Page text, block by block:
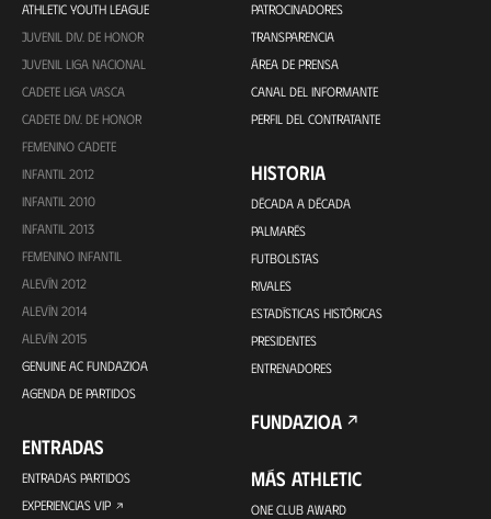
ATHLETIC YOUTH LEAGUE
JUVENIL DIV. DE HONOR
JUVENIL LIGA NACIONAL
CADETE LIGA VASCA
CADETE DIV. DE HONOR
FEMENINO CADETE
INFANTIL 2012
INFANTIL 2010
INFANTIL 2013
FEMENINO INFANTIL
ALEVÍN 2012
ALEVÍN 2014
ALEVÍN 2015
GENUINE AC FUNDAZIOA
AGENDA DE PARTIDOS
ENTRADAS
ENTRADAS PARTIDOS
EXPERIENCIAS VIP
PATROCINADORES
TRANSPARENCIA
ÁREA DE PRENSA
CANAL DEL INFORMANTE
PERFIL DEL CONTRATANTE
HISTORIA
DÉCADA A DÉCADA
PALMARÉS
FUTBOLISTAS
RIVALES
ESTADÍSTICAS HISTÓRICAS
PRESIDENTES
ENTRENADORES
FUNDAZIOA
MÁS ATHLETIC
ONE CLUB AWARD